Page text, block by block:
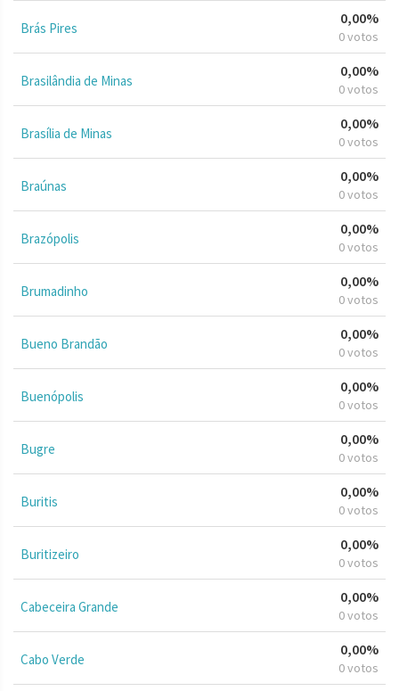
Brás Pires
0,00%
0 votos
Brasilândia de Minas
0,00%
0 votos
Brasília de Minas
0,00%
0 votos
Braúnas
0,00%
0 votos
Brazópolis
0,00%
0 votos
Brumadinho
0,00%
0 votos
Bueno Brandão
0,00%
0 votos
Buenópolis
0,00%
0 votos
Bugre
0,00%
0 votos
Buritis
0,00%
0 votos
Buritizeiro
0,00%
0 votos
Cabeceira Grande
0,00%
0 votos
Cabo Verde
0,00%
0 votos